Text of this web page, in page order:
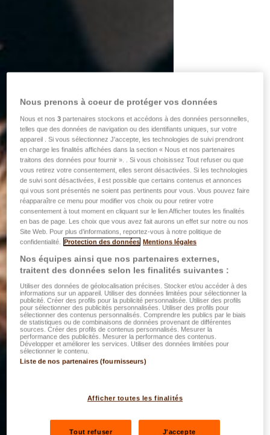
Nous prenons à coeur de protéger vos données
Nous et nos3 partenaires stockons et accédons à des données personnelles,
telles que des données de navigation ou des identifiants uniques, sur votre
appareil . Si vous sélectionnez J'accepte, les technologies de suivi prendront
en charge les finalités affichées dans la section « Nous et nos partenaires
traitons des données pour fournir ». . Si vous choisissez Tout refuser ou que
vous retirez votre consentement, elles seront désactivées. Si les technologies
de suivi sont désactivées, il est possible que certains contenus et annonces
qui vous sont présentés ne soient pas pertinents pour vous. Vous pouvez faire
réapparaître ce menu pour modifier vos choix ou pour retirer votre
consentement à tout moment en cliquant sur le lien Afficher toutes les finalités
en bas de page. Les choix que vous avez fait aurons un effet sur notre ou nos
Site Web. Pour plus d’informations, reportez-vous à notre politique de
confidentialité. Protection des données Mentions légales
Nos équipes ainsi que nos partenaires externes,
traitent des données selon les finalités suivantes :
Utiliser des données de géolocalisation précises. Stocker et/ou accéder à des
informations sur un appareil. Utiliser des données limitées pour sélectionner la
publicité. Créer des profils pour la publicité personnalisée. Utiliser des profils
pour sélectionner des publicités personnalisées. Utiliser des profils pour
sélectionner des contenus personnalisés. Comprendre les publics par le biais
de statistiques ou de combinaisons de données provenant de différentes
sources. Créer des profils de contenus personnalisés. Mesurer la
performance des publicités. Mesurer la performance des contenus.
Développer et améliorer les services. Utiliser des données limitées pour
sélectionner le contenu.
Liste de nos partenaires (fournisseurs)
Afficher toutes les finalités
Tout refuser J'accepte